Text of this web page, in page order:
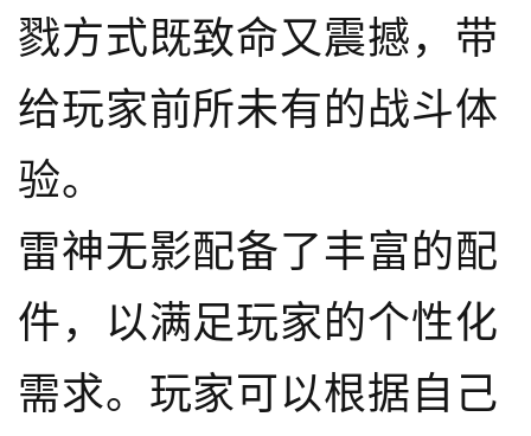
戮方式既致命又震撼，带
给玩家前所未有的战斗体
验。
雷神无影配备了丰富的配
件，以满足玩家的个性化
需求。玩家可以根据自己